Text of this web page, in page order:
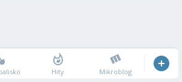
Hity Mikroblog